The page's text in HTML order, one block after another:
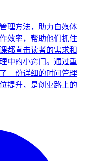
理方法，助力自媒体
效率，帮助他们抓住
都直击读者的需求和
中的小窍门。通过重
一份详细的时间管理
提升，是创业路上的